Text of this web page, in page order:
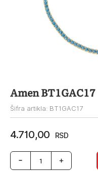
Amen BT1GAC17
Šifra artikla: BT1GAC17
4.710,00 RSD
Amen
BT1GAC17